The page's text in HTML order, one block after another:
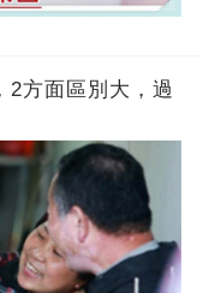
2方面區別大，過